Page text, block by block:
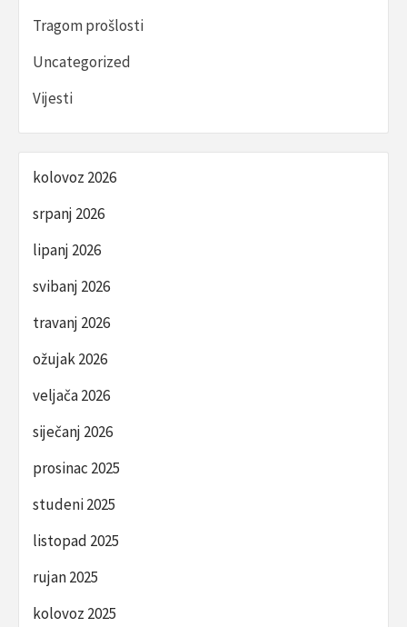
Tragom prošlosti
Uncategorized
Vijesti
kolovoz 2026
srpanj 2026
lipanj 2026
svibanj 2026
travanj 2026
ožujak 2026
veljača 2026
siječanj 2026
prosinac 2025
studeni 2025
listopad 2025
rujan 2025
kolovoz 2025